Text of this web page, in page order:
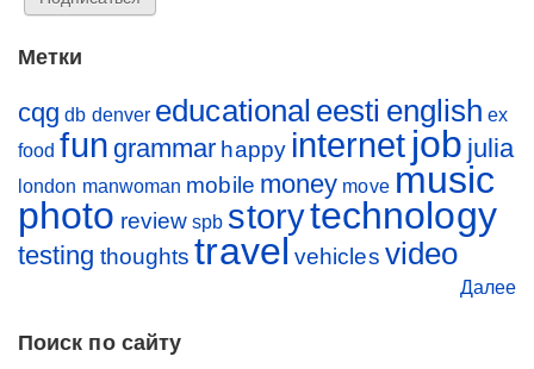
Метки
cqg db denver educational eesti english ex
food fun grammar happy internet job julia
london manwoman mobile money move music
photo review spb storytechnology
testing thoughts travel vehicles video
Далее
Поиск по сайту